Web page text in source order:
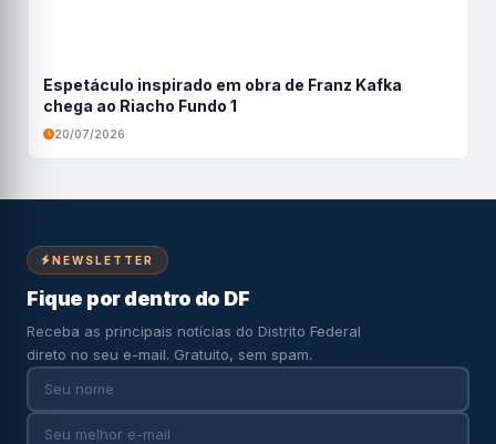
Espetáculo inspirado em obra de Franz Kafka
chega ao Riacho Fundo 1
20/07/2026
NEWSLETTER
Fique por dentro do DF
Receba as principais notícias do Distrito Federal
direto no seu e-mail. Gratuito, sem spam.